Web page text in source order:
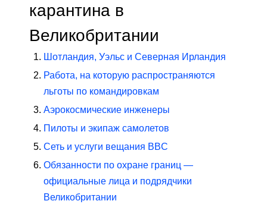
карантина в
Великобритании
Шотландия, Уэльс и Северная Ирландия
Работа, на которую распространяются
льготы по командировкам
Аэрокосмические инженеры
Пилоты и экипаж самолетов
Сеть и услуги вещания BBC
Обязанности по охране границ —
официальные лица и подрядчики
Великобритании